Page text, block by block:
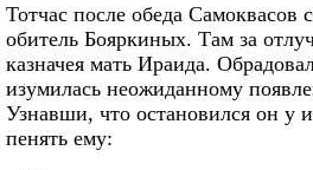
Тотчас после обеда Самоквасов
обитель Бояркиных. Там за
казначея мать Ираида.
изумилась неожиданному
Узнавши, что остановился он у
пенять ему: